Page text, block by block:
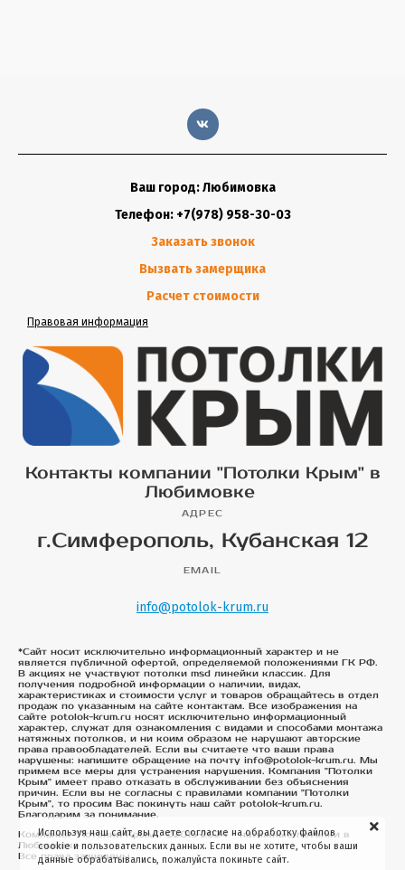
Ваш город: Любимовка
Телефон: +7(978) 958-30-03
Заказать звонок
Вызвать замерщика
Расчет стоимости
Правовая информация
Контакты компании "Потолки Крым" в
Любимовке
АДРЕС
г.Симферополь, Кубанская 12
EMAIL
info@potolok-krum.ru
*Сайт носит исключительно информационный характер и не
является публичной офертой, определяемой положениями ГК РФ.
В акциях не участвуют потолки msd линейки классик. Для
получения подробной информации о наличии, видах,
характеристиках и стоимости услуг и товаров обращайтесь в отдел
продаж по указанным на сайте контактам. Все изображения на
сайте potolok-krum.ru носят исключительно информационный
характер, служат для ознакомления с видами и способами монтажа
натяжных потолков, и ни коим образом не нарушают авторские
права правообладателей. Если вы считаете что ваши права
нарушены: напишите обращение на почту info@potolok-krum.ru. Мы
примем все меры для устранения нарушения. Компания "Потолки
Крым" имеет право отказать в обслуживании без объяснения
причин. Если вы не согласны с правилами компании "Потолки
Крым", то просим Вас покинуть наш сайт potolok-krum.ru.
Благодарим за понимание.
Компания "Потолки Крым". ©2015-2024 - натяжные потолки в
Любимовке
Все права защищены
Используя наш сайт, вы даете согласие на обработку файлов
cookie и пользовательских данных. Если вы не хотите, чтобы ваши
данные обрабатывались, пожалуйста покиньте сайт.